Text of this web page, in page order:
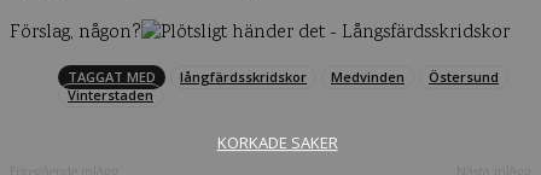
KORKADE SAKER
Förslag, någon?
TAGGAT MED långfärdsskridskor Medvinden
Östersund
Vinterstaden